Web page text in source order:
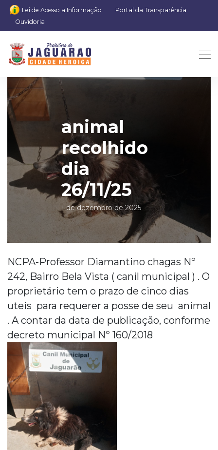
Lei de Acesso a Informação
Portal da Transparência
Ouvidoria
animal
recolhido
dia
26/11/25
1 de dezembro de 2025
NCPA-Professor Diamantino chagas Nº
242, Bairro Bela Vista ( canil municipal ) . O
proprietário tem o prazo de cinco dias
uteis para requerer a posse de seu animal
. A contar da data de publicação, conforme
decreto municipal Nº 160/2018